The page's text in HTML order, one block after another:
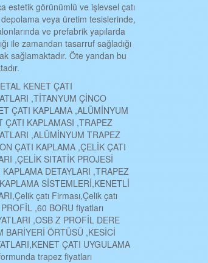
estetik görünümlü ve işlevsel çatı
veya üretim tesislerinde,
ve prefabrik yapılarda
ile zamandan tasarruf sağladığı
sağlamaktadır. Öte yandan bu
KENET ÇATI
,TİTANYUM ÇİNCO
ÇATI KAPLAMA ,ALÜMİNYUM
ÇATI KAPLAMASI ,TRAPEZ
,ALÜMİNYUM TRAPEZ
ÇATI KAPLAMA ,ÇELİK ÇATI
,ÇELİK SITATİK PROJESİ
DETAYLARI ,TRAPEZ
SİSTEMLERİ,KENETLİ
çatı Firması,Çelik çatı
,60 BORU fiyatları
,OSB Z PROFİL DERE
BARİYERİ ÖRTÜSÜ ,KESİCİ
ÇATI UYGULAMA
trapez fiyatları